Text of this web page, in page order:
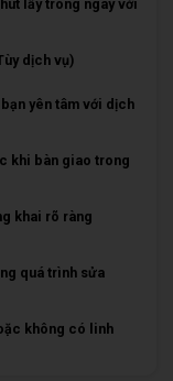
lấy trong ngày với
dịch vụ)
yên tâm với dịch
khi bàn giao trong
khai rõ ràng
quá trình sửa
không có linh